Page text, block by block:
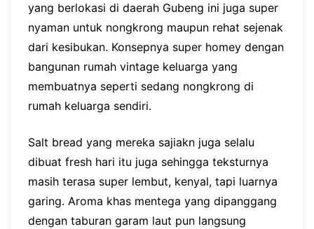
yang berlokasi di daerah Gubeng ini juga super
nyaman untuk nongkrong maupun rehat sejenak
dari kesibukan. Konsepnya super homey dengan
bangunan rumah vintage keluarga yang
membuatnya seperti sedang nongkrong di
rumah keluarga sendiri.
Salt bread yang mereka sajiakn juga selalu
dibuat fresh hari itu juga sehingga teksturnya
masih terasa super lembut, kenyal, tapi luarnya
garing. Aroma khas mentega yang dipanggang
dengan taburan garam laut pun langsung